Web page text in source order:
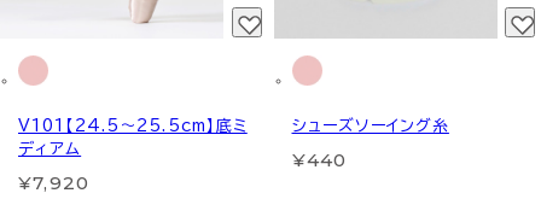
V101【24.5～25.5cm】底ミ
ディアム
¥7,920
シューズソーイング糸
¥440